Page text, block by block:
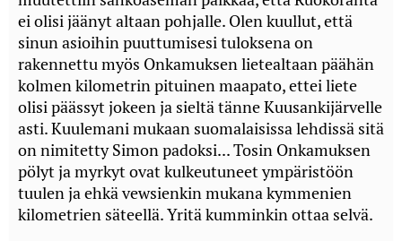
ei olisi jäänyt altaan pohjalle. Olen kuullut, että
sinun asioihin puuttumisesi tuloksena on
rakennettu myös Onkamuksen lietealtaan päähän
kolmen kilometrin pituinen maapato, ettei liete
olisi päässyt jokeen ja sieltä tänne Kuusankijärvelle
asti. Kuulemani mukaan suomalaisissa lehdissä sitä
on nimitetty Simon padoksi... Tosin Onkamuksen
pölyt ja myrkyt ovat kulkeutuneet ympäristöön
tuulen ja ehkä vewsienkin mukana kymmenien
kilometrien säteellä. Yritä kumminkin ottaa selvä.